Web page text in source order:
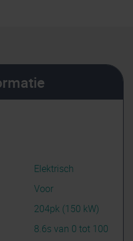
Elektrisch
Voor
204pk (150 kW)
8.6s van 0 tot 100